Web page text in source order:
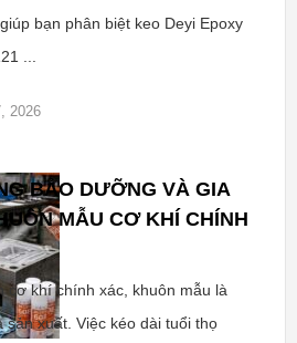
bạn phân biệt keo Deyi Epoxy
...
2026
BẢO DƯỠNG VÀ GIA
MẪU CƠ KHÍ CHÍNH
cơ khí chính xác, khuôn mẫu là
sản xuất. Việc kéo dài tuổi thọ